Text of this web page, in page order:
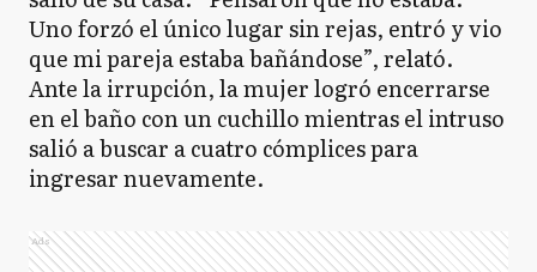
Uno forzó el único lugar sin rejas, entró y vio
que mi pareja estaba bañándose”, relató.
Ante la irrupción, la mujer logró encerrarse
en el baño con un cuchillo mientras el intruso
salió a buscar a cuatro cómplices para
ingresar nuevamente.
Ads